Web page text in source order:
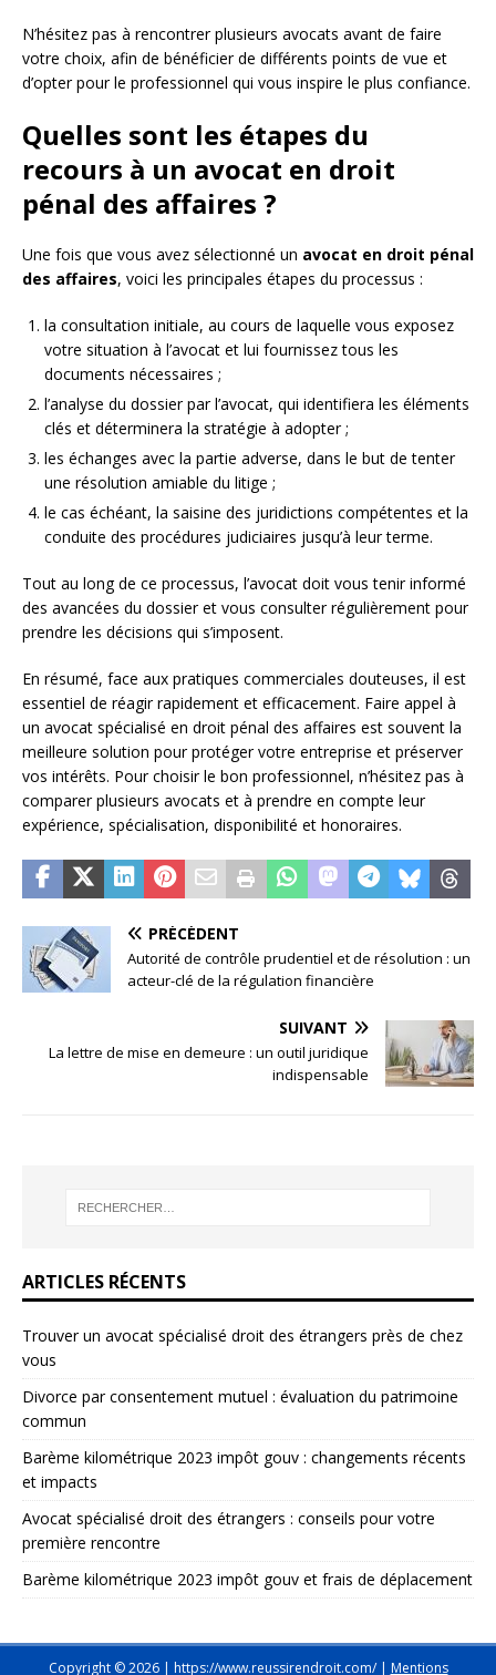
N’hésitez pas à rencontrer plusieurs avocats avant de faire
votre choix, afin de bénéficier de différents points de vue et
d’opter pour le professionnel qui vous inspire le plus confiance.
Quelles sont les étapes du
recours à un avocat en droit
pénal des affaires ?
Une fois que vous avez sélectionné un avocat en droit pénal
des affaires, voici les principales étapes du processus :
la consultation initiale, au cours de laquelle vous exposez
votre situation à l’avocat et lui fournissez tous les
documents nécessaires ;
l’analyse du dossier par l’avocat, qui identifiera les éléments
clés et déterminera la stratégie à adopter ;
les échanges avec la partie adverse, dans le but de tenter
une résolution amiable du litige ;
le cas échéant, la saisine des juridictions compétentes et la
conduite des procédures judiciaires jusqu’à leur terme.
Tout au long de ce processus, l’avocat doit vous tenir informé
des avancées du dossier et vous consulter régulièrement pour
prendre les décisions qui s’imposent.
En résumé, face aux pratiques commerciales douteuses, il est
essentiel de réagir rapidement et efficacement. Faire appel à
un avocat spécialisé en droit pénal des affaires est souvent la
meilleure solution pour protéger votre entreprise et préserver
vos intérêts. Pour choisir le bon professionnel, n’hésitez pas à
comparer plusieurs avocats et à prendre en compte leur
expérience, spécialisation, disponibilité et honoraires.
PRÉCÉDENT
Autorité de contrôle prudentiel et de résolution : un
acteur-clé de la régulation financière
SUIVANT
La lettre de mise en demeure : un outil juridique
indispensable
ARTICLES RÉCENTS
Trouver un avocat spécialisé droit des étrangers près de chez
vous
Divorce par consentement mutuel : évaluation du patrimoine
commun
Barème kilométrique 2023 impôt gouv : changements récents
et impacts
Avocat spécialisé droit des étrangers : conseils pour votre
première rencontre
Barème kilométrique 2023 impôt gouv et frais de déplacement
Copyright © 2026 | https://www.reussirendroit.com/ | Mentions